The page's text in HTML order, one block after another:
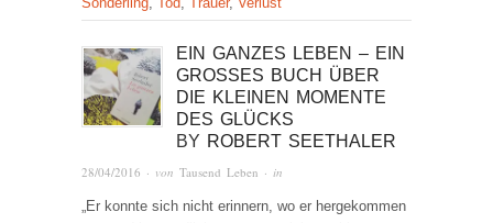
EIN GANZES LEBEN – EIN
GROSSES BUCH ÜBER D
IE KLEINEN MOMENTE D
ES GLÜCKS
BY ROBERT SEETHALER
28/04/2016 · von Tausend Leben · in
„Er konnte sich nicht erinnern, wo er hergekommen